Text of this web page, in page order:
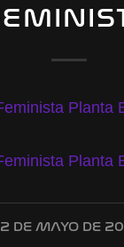
2 DE MAYO DE